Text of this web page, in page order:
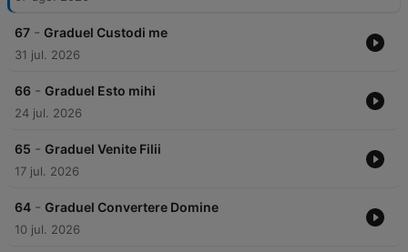
67 - Graduel Custodi me
31 jul. 2026
66 - Graduel Esto mihi
24 jul. 2026
65 - Graduel Venite Filii
17 jul. 2026
64 - Graduel Convertere Domine
10 jul. 2026